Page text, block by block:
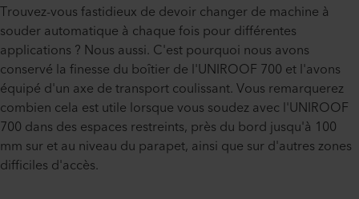
Trouvez-vous fastidieux de devoir changer de machine à
souder automatique à chaque fois pour différentes
applications ? Nous aussi. C'est pourquoi nous avons
conservé la finesse du boîtier de l'UNIROOF 700 et l'avons
équipé d'un axe de transport coulissant. Vous remarquerez
combien cela est utile lorsque vous soudez avec l'UNIROOF
700 dans des espaces restreints, près du bord jusqu'à 100
mm sur et au niveau du parapet, ainsi que sur d'autres zones
difficiles d'accès.